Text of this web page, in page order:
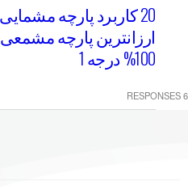
20 کاربرد پارچه
ارزانترین پارچه
100% درجه 1
6 RESPONSES